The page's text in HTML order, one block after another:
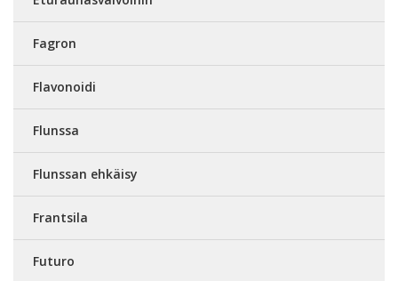
Fagron
Flavonoidi
Flunssa
Flunssan ehkäisy
Frantsila
Futuro